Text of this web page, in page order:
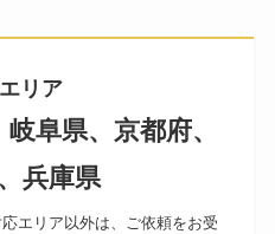
リア
阜県、京都府、
兵庫県
エリア以外は、ご依頼をお受